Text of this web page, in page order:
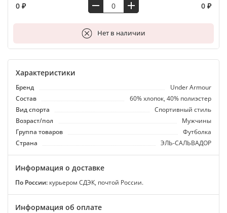
0 ₽ 0 ₽
Нет в наличии
В корзину
Характеристики
Бренд
Under Armour
Состав
60% хлопок, 40% полиэстер
Вид спорта
Спортивный стиль
Возраст/пол
Мужчины
Группа товаров
Футболка
Страна
ЭЛЬ-САЛЬВАДОР
Информация о доставке
По России: курьером СДЭК, почтой России.
Информация об оплате